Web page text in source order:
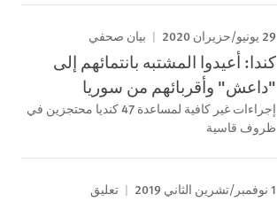
29 يونيو/حزيران 2020 بيان صحفي
كندا: أعيدوا المشتبه بانتمائهم إلى
"داعش" وأقربائهم من سوريا
إجراءات غير كافية لمساعدة 47 كنديا محتجزين في
ظروف قاسية
1 نوفمبر/تشرين الثاني 2019 تعليق